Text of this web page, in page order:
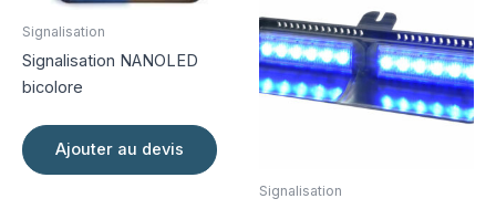
Signalisation
Signalisation NANOLED
bicolore
Ajouter au devis
Signalisation